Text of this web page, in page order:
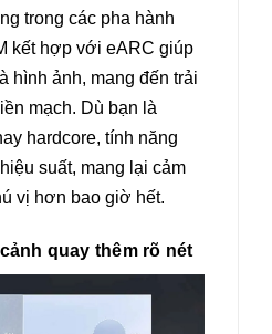
trong các pha hành
kết hợp với eARC giúp
hình ảnh, mang đến trải
mạch. Dù bạn là
hardcore, tính năng
suất, mang lại cảm
vị hơn bao giờ hết.
quay thêm rõ nét